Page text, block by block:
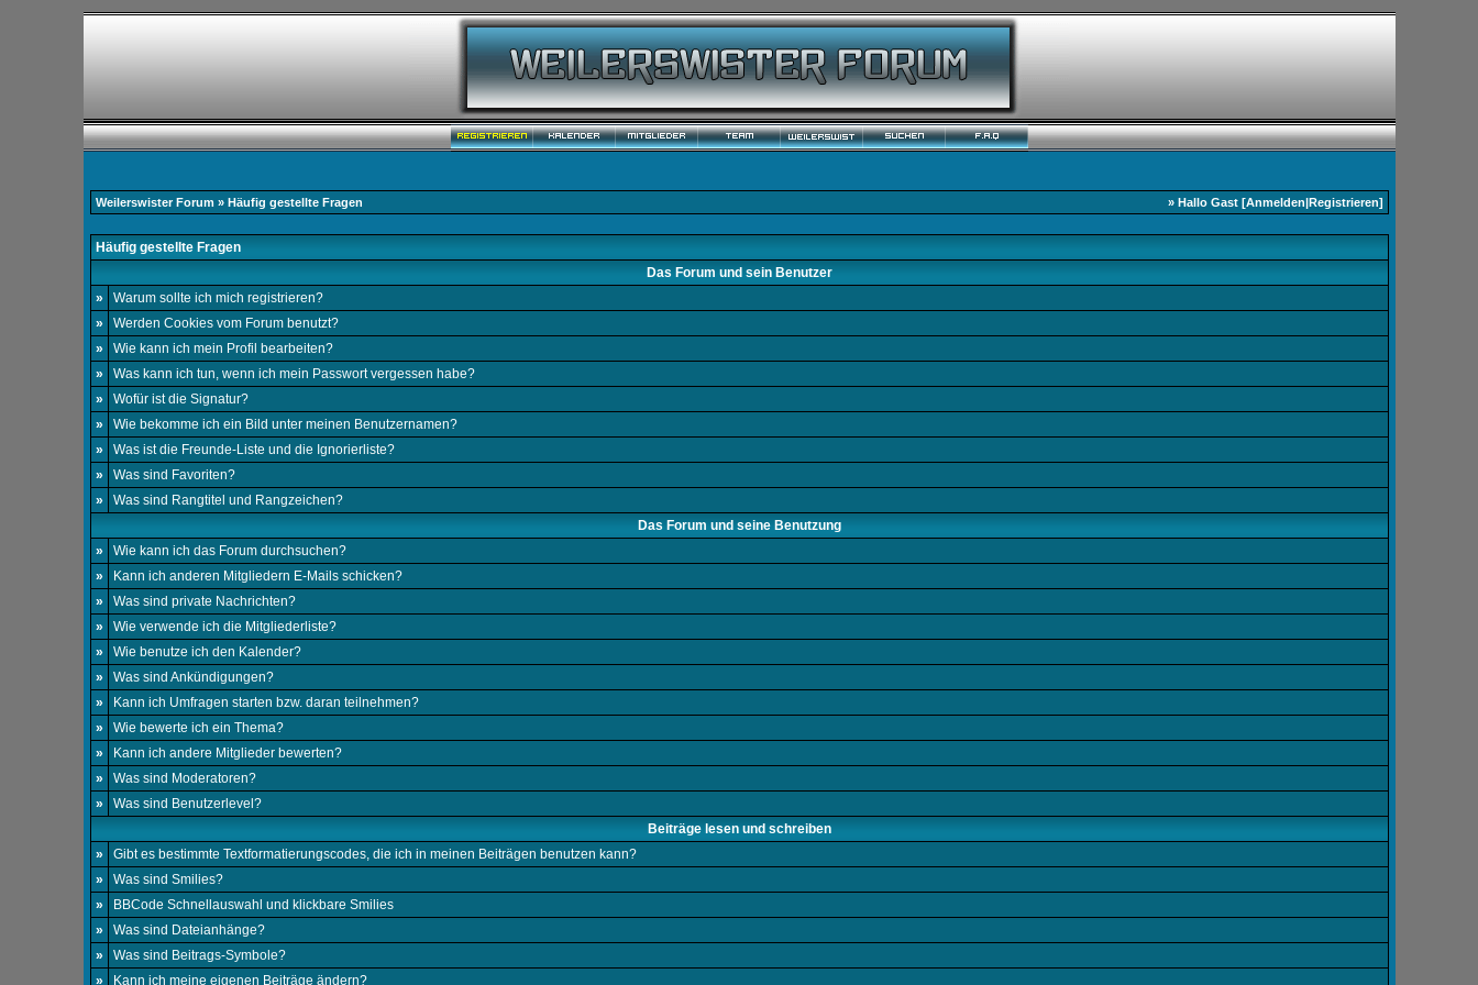
Weilerswister Forum » Häufig gestellte Fragen » Hallo Gast [Anmelden|Registrieren]
Häufig gestellte Fragen
Das Forum und sein Benutzer
»
Warum sollte ich mich registrieren?
»
Werden Cookies vom Forum benutzt?
»
Wie kann ich mein Profil bearbeiten?
»
Was kann ich tun, wenn ich mein Passwort vergessen habe?
»
Wofür ist die Signatur?
»
Wie bekomme ich ein Bild unter meinen Benutzernamen?
»
Was ist die Freunde-Liste und die Ignorierliste?
»
Was sind Favoriten?
»
Was sind Rangtitel und Rangzeichen?
Das Forum und seine Benutzung
»
Wie kann ich das Forum durchsuchen?
»
Kann ich anderen Mitgliedern E-Mails schicken?
»
Was sind private Nachrichten?
»
Wie verwende ich die Mitgliederliste?
»
Wie benutze ich den Kalender?
»
Was sind Ankündigungen?
»
Kann ich Umfragen starten bzw. daran teilnehmen?
»
Wie bewerte ich ein Thema?
»
Kann ich andere Mitglieder bewerten?
»
Was sind Moderatoren?
»
Was sind Benutzerlevel?
Beiträge lesen und schreiben
»
Gibt es bestimmte Textformatierungscodes, die ich in meinen Beiträgen benutzen kann?
»
Was sind Smilies?
»
BBCode Schnellauswahl und klickbare Smilies
»
Was sind Dateianhänge?
»
Was sind Beitrags-Symbole?
»
Kann ich meine eigenen Beiträge ändern?